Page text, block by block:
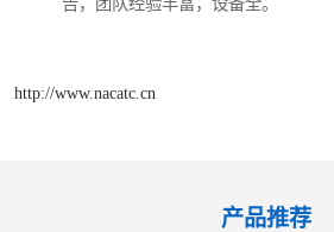
告，团队经验丰富，设备全。
http://www.nacatc.cn
产品推荐